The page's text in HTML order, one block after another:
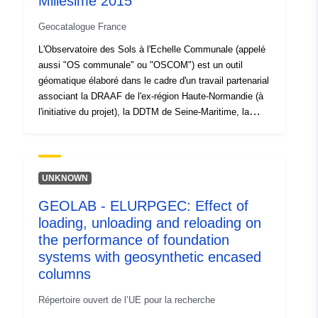
Type:
Ressource:
http://purl.org/dc/dcmitype/Dataset
Geocatalogue France
L'Observatoire des Sols à l'Echelle Communale (appelé
aussi "OS communale" ou "OSCOM") est un outil
géomatique élaboré dans le cadre d'un travail partenarial
associant la DRAAF de l'ex-région Haute-Normandie (à
l'initiative du projet), la DDTM de Seine-Maritime, la
DRAAF/DREAL/DDTMs. Il consiste à générer des
couches graphiques millésimées selon un algorithme
graphiques de référence, de même millésime (hormis la
couche des forêts qui date de 2000), issues notamment
de la BD-TOPO® et la BD-FORET® de l'IGN©, du RPG
agricole de l'ASP et du parcellaire Majic de la DGFiP.
L'objectif est donc de pouvoir estimer l'occupation du sol
communale selon une approche pragmatique basée sur
UNKNOWN
GEOLAB - ELURPGEC: Effect of
loading, unloading and reloading on
the performance of foundation
systems with geosynthetic encased
columns
Répertoire ouvert de l’UE pour la recherche